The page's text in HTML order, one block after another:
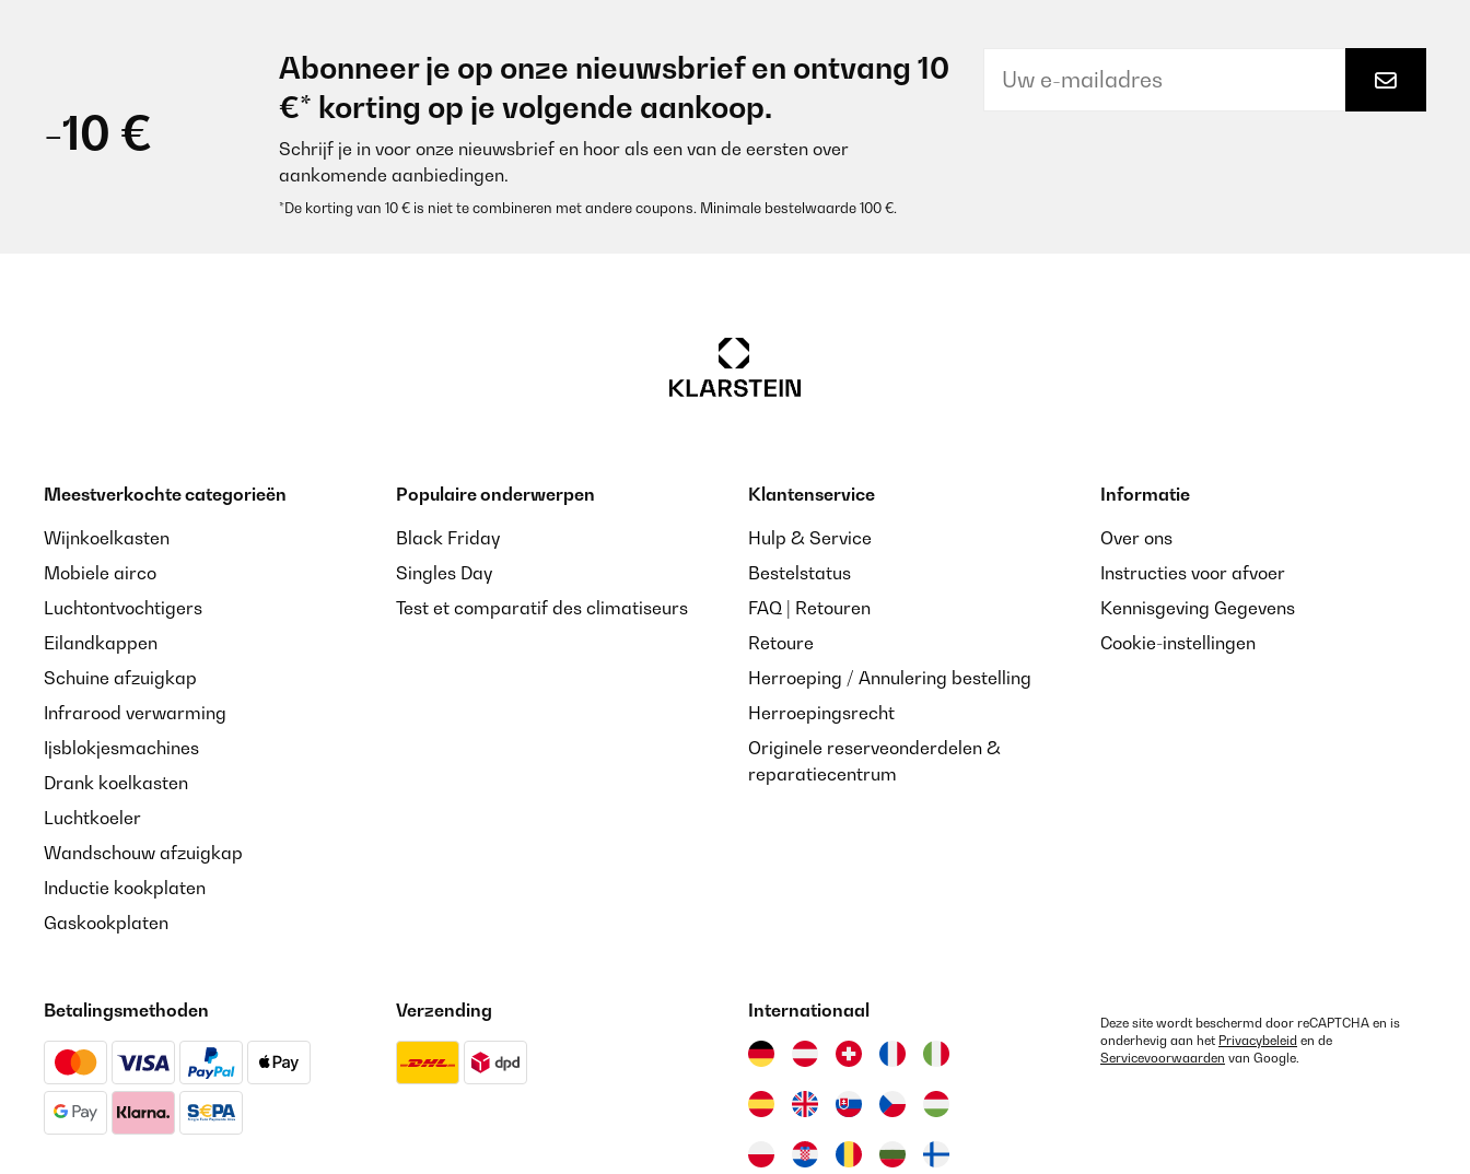
Ich habe die Buttons zu einem JGA bestellt. Sie kamen pünktlich an, waren alle vollständig und konnten leicht an jeglicher Art von Kleidung befestigt werden.
Amazon-Benutzer
-10 €
Abonneer je op onze nieuwsbrief en ontvang 10
€* korting op je volgende aankoop.
Schrijf je in voor onze nieuwsbrief en hoor als een van de eersten over
aankomende aanbiedingen.
*De korting van 10 € is niet te combineren met andere coupons. Minimale bestelwaarde 100 €.
Meestverkochte categorieën
Wijnkoelkasten
Mobiele airco
Luchtontvochtigers
Eilandkappen
Schuine afzuigkap
Infrarood verwarming
Ijsblokjesmachines
Drank koelkasten
Luchtkoeler
Wandschouw afzuigkap
Inductie kookplaten
Gaskookplaten
Populaire onderwerpen
Black Friday
Singles Day
Test et comparatif des climatiseurs
Klantenservice
Hulp & Service
Bestelstatus
FAQ | Retouren
Retoure
Herroeping / Annulering bestelling
Herroepingsrecht
Originele reserveonderdelen &
reparatiecentrum
Informatie
Over ons
Instructies voor afvoer
Kennisgeving Gegevens
Cookie-instellingen
Betalingsmethoden Verzending Internationaal
Deze site wordt beschermd door reCAPTCHA en is
onderhevig aan het Privacybeleid en de
Servicevoorwaarden van Google.